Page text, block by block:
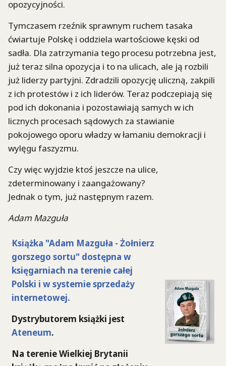
opozycyjności.
Tymczasem rzeźnik sprawnym ruchem tasaka
ćwiartuje Polskę i oddziela wartościowe kęski od
sadła. Dla zatrzymania tego procesu potrzebna jest,
już teraz silna opozycja i to na ulicach, ale ją rozbili
już liderzy partyjni. Zdradzili opozycję uliczną, zakpili
z ich protestów i z ich liderów. Teraz podczepiają się
pod ich dokonania i pozostawiają samych w ich
licznych procesach sądowych za stawianie
pokojowego oporu władzy w łamaniu demokracji i
wylęgu faszyzmu.
Czy więc wyjdzie ktoś jeszcze na ulice,
zdeterminowany i zaangażowany?
Jednak o tym, już następnym razem.
Adam Mazguła
Książka "Adam Mazguła - Żołnierz
gorszego sortu" dostępna w
księgarniach na terenie całej
Polski i w systemie sprzedaży
internetowej.
Dystrybutorem książki jest
Ateneum.
Na terenie Wielkiej Brytanii